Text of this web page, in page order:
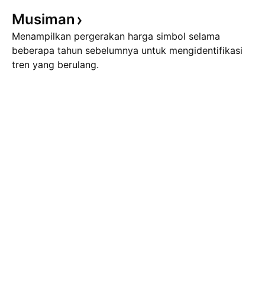
Musiman
Menampilkan pergerakan harga simbol selama
beberapa tahun sebelumnya untuk mengidentifikasi
tren yang berulang.